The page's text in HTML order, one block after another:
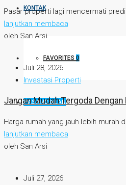
KONTAK
FAVORITES 0
PASANG IKLAN
Pasar properti lagi mencermati
lanjutkan membaca
oleh San Arsi
Juli 28, 2026
Investasi Properti
Jangan Mudah Tergoda
Harga rumah yang jauh lebih murah
lanjutkan membaca
oleh San Arsi
Juli 27, 2026